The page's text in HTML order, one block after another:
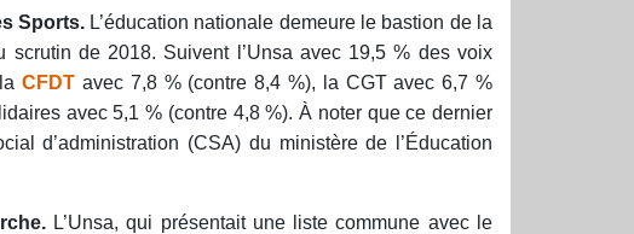
Sports.L’éducation nationale demeure le bastion de la
de 2018. Suivent l’Unsa avec 19,5 % des voix
laCFDT avec 7,8 % (contre 8,4 %), la CGT avec 6,7 %
avec 5,1 % (contre 4,8 %). À noter que ce dernier
d’administration (CSA) du ministère de l’Éducation
L’Unsa, qui présentait une liste commune avec le